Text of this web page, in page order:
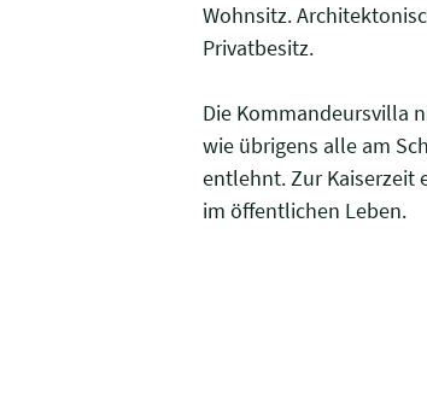
Wohnsitz.
Privatbesitz.
Die Kommandeursvilla
wie übrigens alle am
entlehnt. Zur Kaiserzeit
im öffentlichen Leben.